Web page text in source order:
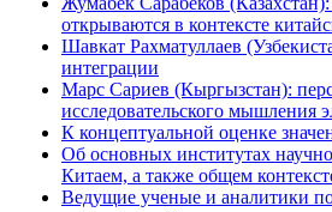
открываются в контексте
Шавкат Рахматуллаев
интеграции
Марс Сариев (Кыргызстан):
исследовательского мышления
К концептуальной оценке
Об основных институтах
Китаем, а также общем
Ведущие ученые и аналитики